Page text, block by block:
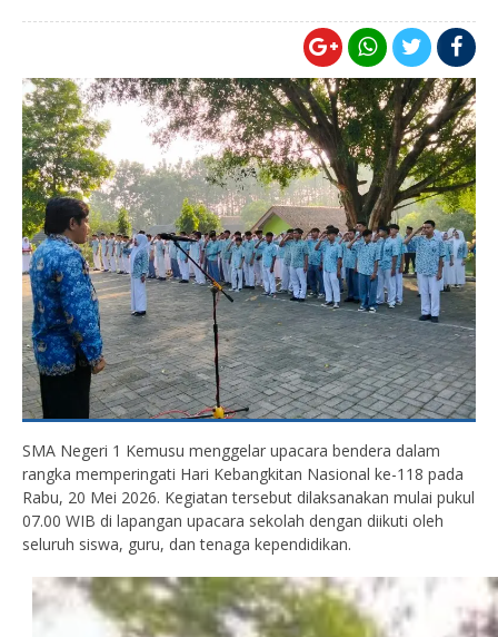
SMA Negeri 1 Kemusu menggelar upacara bendera dalam
rangka memperingati Hari Kebangkitan Nasional ke-118 pada
Rabu, 20 Mei 2026. Kegiatan tersebut dilaksanakan mulai pukul
07.00 WIB di lapangan upacara sekolah dengan diikuti oleh
seluruh siswa, guru, dan tenaga kependidikan.